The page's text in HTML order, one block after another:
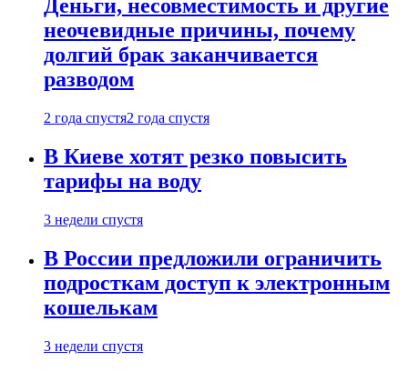
Деньги, несовместимость и другие
неочевидные причины, почему
долгий брак заканчивается
разводом
2 года спустя2 года спустя
В Киеве хотят резко повысить
тарифы на воду
3 недели спустя
В России предложили ограничить
подросткам доступ к электронным
кошелькам
3 недели спустя